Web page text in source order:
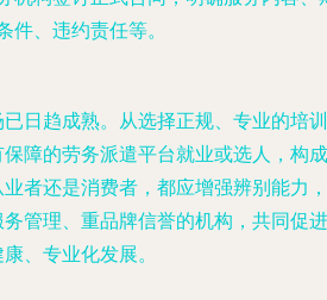
件、违约责任等。
日趋成熟。从选择正规、专业的培训
障的劳务派遣平台就业或选人，构成
者还是消费者，都应增强辨别能力，
管理、重品牌信誉的机构，共同促进
、专业化发展。